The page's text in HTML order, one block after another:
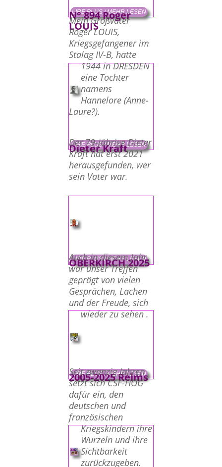
LIRE PLUS / MEHR LESEN
N° 894 Roger
LOUIS
Mein Großvater
Roger LOUIS,
Kriegsgefangener im
Stalag IV-B, hatte
1944 in DRESDEN
eine Tochter
namens
Hannelore (Anne-
Laure?).
LIRE PLUS / MEHR LESEN
Dieter Kraft
Der 79-jährige Dieter
Kraft hat erst 2021
herausgefunden, wer
sein Vater war.
LIRE PLUS / MEHR LESEN
OBERKIRCH 2025
Auch in diesem Jahr
war unser Treffen
geprägt von vielen
Gesprächen, Lachen
und der Freude, sich
wieder zu sehen .
LIRE PLUS / MEHR LESEN
2005-2025 Reims
Seit zwanzig Jahren
setzt sich CSF-HOG
dafür ein, den
deutschen und
französischen
Kriegskindern ihre
Wurzeln und ihre
Sichtbarkeit
zurückzugeben.